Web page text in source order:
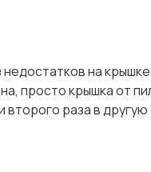
на
просто крышка от
второго раза в